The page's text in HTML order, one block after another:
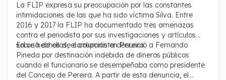
La FLIP expresa su preocupación por las constantes
intimidaciones de las que ha sido víctima Silva. Entre
2016 y 2017 la FLIP ha documentado tres amenazas
contra el periodista por sus investigaciones y artículos
sobre hechos de corrupción en Pereira.
En una de ellas, el columnista denunció a Fernando
Pineda por destinación indebida de dineros públicos
cuando el funcionario se desempeñaba como presidente
del Concejo de Pereira. A partir de esta denuncia, el